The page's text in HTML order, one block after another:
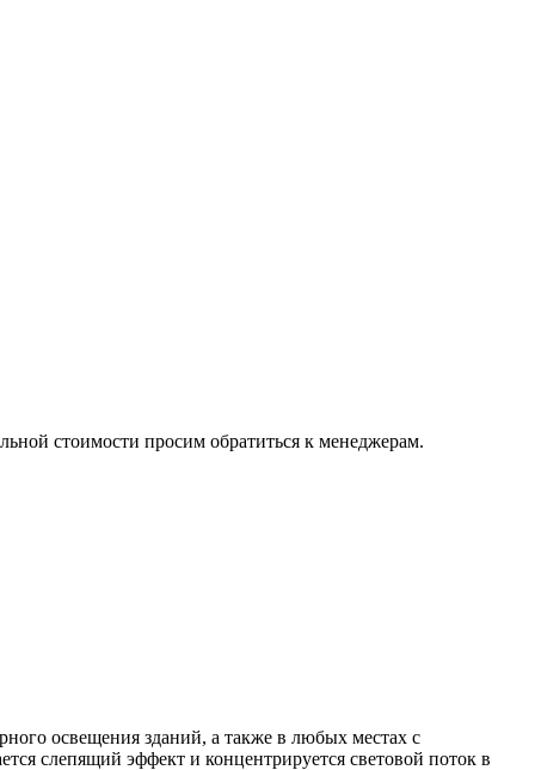
стоимости просим обратиться к менеджерам.
освещения зданий, а также в любых местах с
слепящий эффект и концентрируется световой поток в